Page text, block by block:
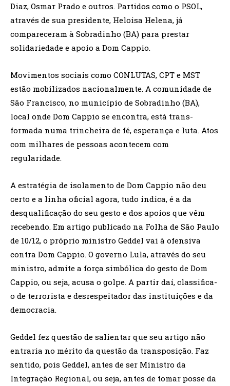
Diaz, Osmar Prado e outros. Partidos como o PSOL,
através de sua presidente, Heloisa Helena, já
compareceram à Sobradinho (BA) para prestar
solidariedade e apoio a Dom Cappio.
Movimentos sociais como CONLUTAS, CPT e MST
estão mobili­zados nacionalmente. A comunidade de
São Francisco, no município de Sobradinho (BA),
local onde Dom Cappio se encontra, está trans­
formada numa trincheira de fé, esperança e luta. Atos
com milhares de pessoas acontecem com
regularidade.
A estratégia de isolamento de Dom Cappio não deu
certo e a linha oficial agora, tudo indica, é a da
desqualificação do seu gesto e dos apoios que vêm
recebendo. Em artigo publicado na Folha de São Paulo
de 10/12, o próprio ministro Geddel vai à ofensiva
contra Dom Cappio. O governo Lula, através do seu
ministro, admite a força simbólica do gesto de Dom
Cappio, ou seja, acusa o golpe. A partir daí, classifica-
o de terrorista e desrespeitador das instituições e da
democracia.
Geddel fez questão de salientar que seu artigo não
entraria no mérito da questão da transposição. Faz
sentido, pois Geddel, antes de ser Ministro da
Integração Regional, ou seja, antes de tomar posse da